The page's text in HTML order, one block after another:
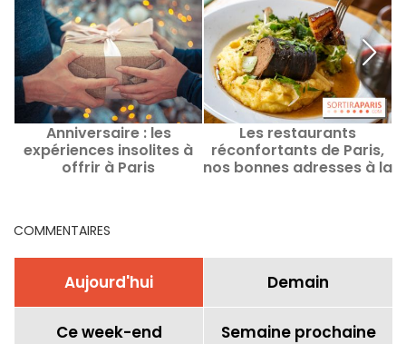
Anniversaire : les
expériences insolites à
offrir à Paris
Les restaurants
réconfortants de Paris,
nos bonnes adresses à la
COMMENTAIRES
Aujourd'hui Demain
Ce week-end Semaine prochaine